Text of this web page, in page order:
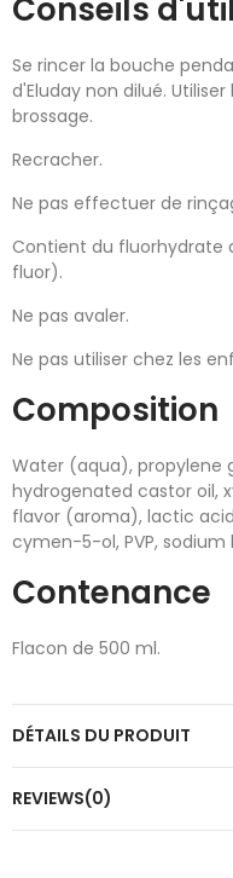
Conseils
Se rincer la bouche
d'Eluday non dilué.
brossage.
Recracher.
Ne pas effectuer de
Contient du fluorhydrate
fluor).
Ne pas avaler.
Ne pas utiliser chez les
Composition
Water (aqua), propylene
hydrogenated castor oil,
flavor (aroma), lactic
cymen-5-ol, PVP,
Contenance
Flacon de 500 ml.
DÉTAILS DU PRODUIT
REVIEWS(0)